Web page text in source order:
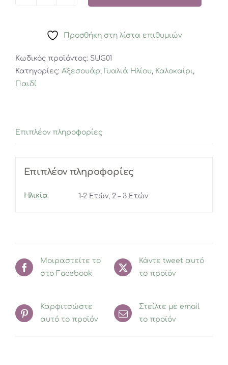
Ourson
Green
ποσότητα
Προσθήκη στη λίστα επιθυμιών
Κωδικός προϊόντος: SUG01
Κατηγορίες: Αξεσουάρ, Γυαλιά Ηλίου, Καλοκαίρι,
Παιδί
Επιπλέον πληροφορίες
Επιπλέον πληροφορίες
Ηλικία 1-2 Eτών, 2 – 3 Ετών
Μοιραστείτε το
στο Facebook
Κάντε tweet αυτό
το προϊόν
Καρφιτσώστε
αυτό το προϊόν
Στείλτε με email
το προϊόν